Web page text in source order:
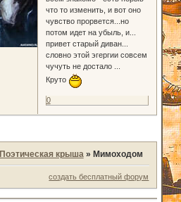
что то изменить, и вот оно
чувство прорвется...но
потом идет на убыль, и...
привет старый диван...
словно этой эгергии совсем
чучуть не достало ...
Круто
0
Поэтическая крыша » Мимоходом
создать бесплатный форум